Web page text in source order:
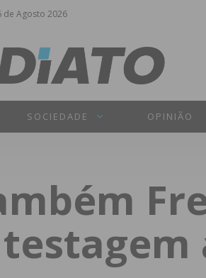
de Agosto 2026
SOCIEDADE OPINIÃO